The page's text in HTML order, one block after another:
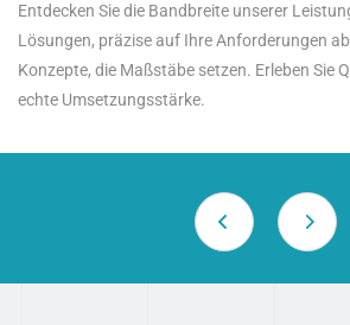
Entdecken Sie die Bandbreite unserer
Lösungen, präzise auf Ihre Anforderungen
Konzepte, die Maßstäbe setzen. Erleben Sie
echte Umsetzungsstärke.